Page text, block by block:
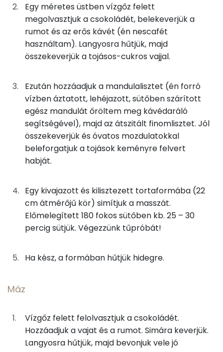
20gétcsokoládé
20g vaj
143 kcal
19g porcukor
73 kcal
9g
mandulaliszt
25 kcal
15gfinomliszt
55 kcal
4grum
9 kcal
1g feketekávé 0 kcal
19gétcsokoládé
102 kcal
4g rum
Foszfor
Magnézium
Kálcium
Nátrium
Szelén
TOP vitaminok
Kolin:
E vitamin:
Niacin - B3 vitamin:
A vitamin (RAE):
Retinol - A vitamin:
Zsír
Összesen 42.3 g
Egy méretes üstben vízgőz felett
megolvasztjuk a csokoládét, belekeverjük a
rumot és az erős kávét (én nescafét
használtam). Langyosra hűtjük, majd
összekeverjük a tojásos-cukros vajjal.
Ezután hozzáadjuk a mandulalisztet (én forró
vízben áztatott, lehéjazott, sütőben szárított
egész mandulát őröltem meg kávédaráló
segítségével), majd az átszitált finomlisztet. Jól
összekeverjük és óvatos mozdulatokkal
beleforgatjuk a tojások keményre felvert
habját.
Egy kivajazott és kilisztezett tortaformába (22
cm átmérőjű kör) simítjuk a masszát.
Előmelegített 180 fokos sütőben kb. 25 – 30
percig sütjük. Végezzünk tűpróbát!
Ha kész, a formában hűtjük hidegre.
Máz
Vízgőz felett felolvasztjuk a csokoládét.
Hozzáadjuk a vajat és a rumot. Simára keverjük.
Langyosra hűtjük, majd bevonjuk vele jó